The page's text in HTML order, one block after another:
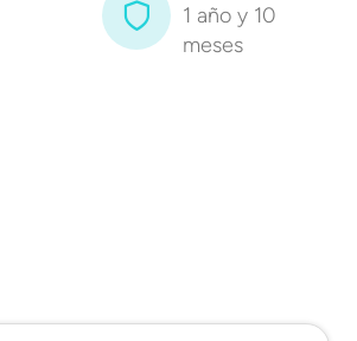
1 año y 10
meses